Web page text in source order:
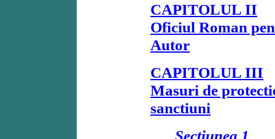
CAPITOLUL II
Oficiul Roman
Autor
CAPITOLUL III
Masuri de
sanctiuni
Sectiunea 1